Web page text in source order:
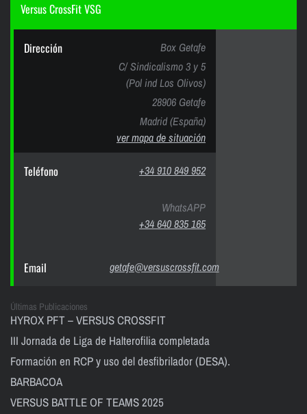
Versus CrossFit VSG
Dirección
Box Getafe
C/ Sindicalismo 3 y 5
(Pol ind Los Olivos)
28906 Getafe
Madrid (España)
ver mapa de situación
Teléfono +34 910 849 952
WhatsAPP
+34 640 835 165
Email getafe@versuscrossfit.com
Últimas Publicaciones
HYROX PFT – VERSUS CROSSFIT
III Jornada de Liga de Halterofilia completada
Formación en RCP y uso del desfibrilador (DESA).
BARBACOA
VERSUS BATTLE OF TEAMS 2025